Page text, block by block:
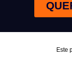
Este